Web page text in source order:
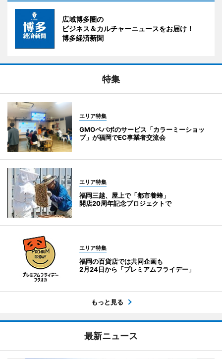
広域博多圏の
ビジネス＆カルチャーニュースをお届け！
博多経済新聞
特集
エリア特集
GMOペパボのサービス「カラーミーショッ
プ」が福岡でEC事業者交流会
エリア特集
福岡三越、屋上で「都市養蜂」
開店20周年記念プロジェクトで
エリア特集
福岡の百貨店では共同企画も
2月24日から「プレミアムフライデー」
もっと見る
最新ニュース